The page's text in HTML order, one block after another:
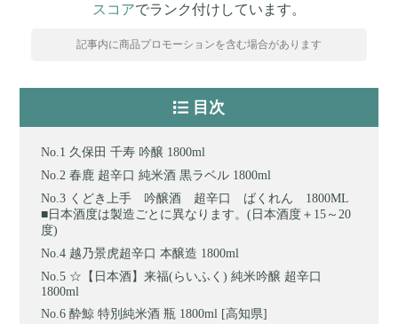
スコアでランク付けしています。
記事内に商品プロモーションを含む場合があります
目次
久保田 千寿 吟醸 1800ml
春鹿 超辛口 純米酒 黒ラベル 1800ml
くどき上手 吟醸酒 超辛口 ばくれん 1800ML
■日本酒度は製造ごとに異なります。(日本酒度＋15～20
度)
越乃景虎超辛口 本醸造 1800ml
☆【日本酒】来福(らいふく) 純米吟醸 超辛口
1800ml
酔鯨 特別純米酒 瓶 1800ml [高知県]